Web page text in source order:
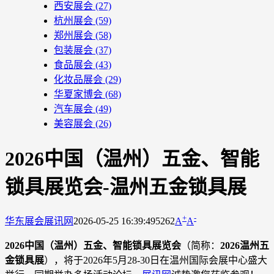
西安展会 (27)
杭州展会 (59)
郑州展会 (58)
包装展会 (37)
食品展会 (43)
化妆品展会 (29)
华夏家博会 (68)
汽车展会 (49)
美容展会 (26)
2026中国（温州）五金、智能
锁具展览会-温州五金锁具展
华东展会展讯网 2026-05-25 16:39:495262A+A-
2026中国（温州）五金、智能锁具展览会 （简称： 2026温州五
金锁具展），将于2026年5月28-30日在温州国际会展中心盛大